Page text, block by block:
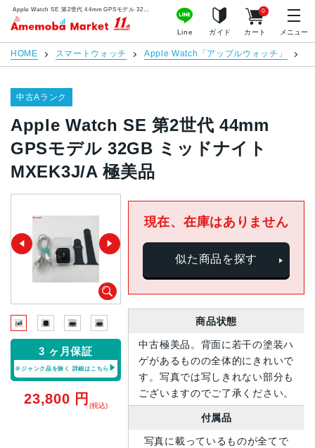
アメモバマーケット
Line ガイド カート
0
メニュー
HOME スマートウォッチ Apple Watch「アップルウォッチ」
中古Aランク
Apple Watch SE 第2世代 44mm
GPSモデル 32GB ミッドナイト
MXEK3J/A 極美品
3 ヶ月保証
※ジャンク品を除く 詳細はこちら
23,800 円 (税込)
現在、在庫はありません
似た商品を探す
商品状態
中古極美品。背面に若干の塗装ハ
ゲがあるものの全体的にきれいで
す。写真では写しきれない部分も
ございますのでご了承ください。
付属品
写真に載っているものが全てで